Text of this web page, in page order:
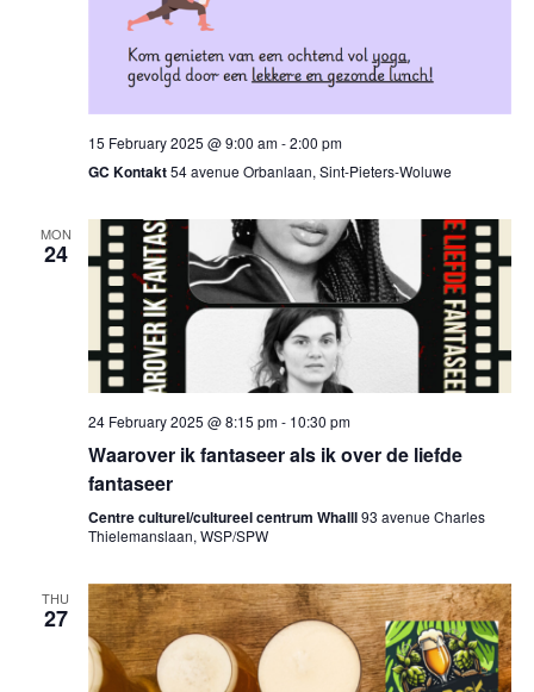
15 February 2025 @ 9:00 am-2:00 pm
GC Kontakt54 avenue Orbanlaan, Sint-Pieters-Woluwe
MON
24
24 February 2025 @ 8:15 pm- 10:30 pm
Waarover ik fantaseer als ik over de liefde
fantaseer
Centre culturel/cultureel centrum Whalll93 avenue Charles
Thielemanslaan, WSP/SPW
THU
27